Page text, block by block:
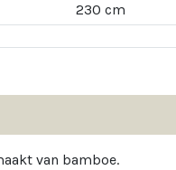
230 cm
van bamboe.